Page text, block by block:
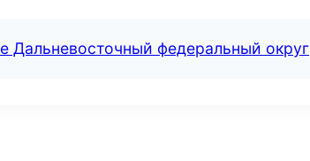
Дальневосточный федеральный округ